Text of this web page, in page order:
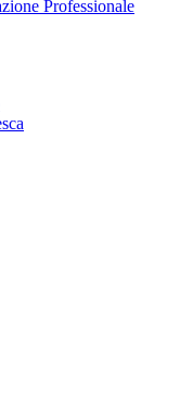
Professionale